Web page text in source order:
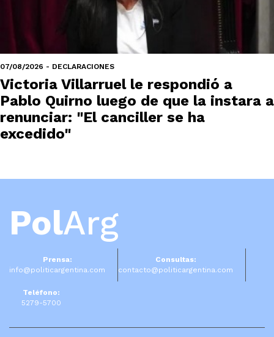
07/08/2026 - DECLARACIONES
Victoria Villarruel le respondió a
Pablo Quirno luego de que la instara a
renunciar: "El canciller se ha
excedido"
PolArg
Prensa:
info@politicargentina.com
Consultas:
contacto@politicargentina.com
Teléfono:
5279-5700